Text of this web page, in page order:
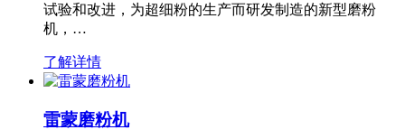
试验和改进，为超细粉的生产而研发制造的新型磨粉
机，…
了解详情
雷蒙磨粉机